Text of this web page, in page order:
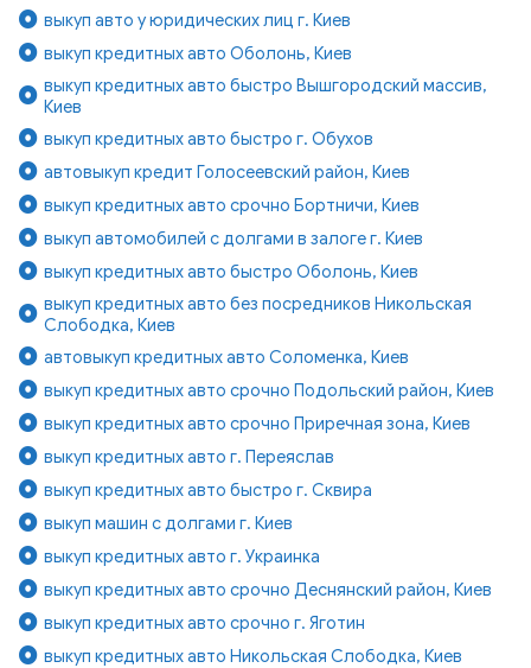
выкуп авто у юридических лиц г. Киев
выкуп кредитных авто Оболонь, Киев
выкуп кредитных авто быстро Вышгородский массив,
Киев
выкуп кредитных авто быстро г. Обухов
автовыкуп кредит Голосеевский район, Киев
выкуп кредитных авто срочно Бортничи, Киев
выкуп автомобилей с долгами в залоге г. Киев
выкуп кредитных авто быстро Оболонь, Киев
выкуп кредитных авто без посредников Никольская
Слободка, Киев
автовыкуп кредитных авто Соломенка, Киев
выкуп кредитных авто срочно Подольский район, Киев
выкуп кредитных авто срочно Приречная зона, Киев
выкуп кредитных авто г. Переяслав
выкуп кредитных авто быстро г. Сквира
выкуп машин с долгами г. Киев
выкуп кредитных авто г. Украинка
выкуп кредитных авто срочно Деснянский район, Киев
выкуп кредитных авто срочно г. Яготин
выкуп кредитных авто Никольская Слободка, Киев